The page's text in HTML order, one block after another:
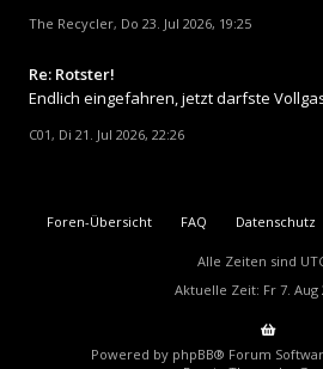
The Recycler, Do 23. Jul 2026, 19:25
Re: Rotster!
Endlich eingefahren, jetzt darfste
C01, Di 21. Jul 2026, 22:26
Foren-Übersicht FAQ Datenschutz
Alle Zeiten sind
Aktuelle Zeit: Fr 7. Aug
Powered by phpBB® Forum